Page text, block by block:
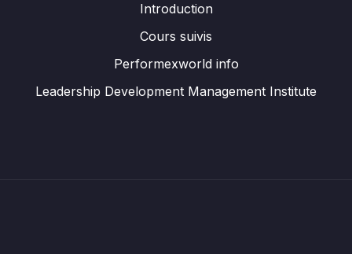
Introduction
Cours suivis
Performexworld info
Leadership Development Management Institute